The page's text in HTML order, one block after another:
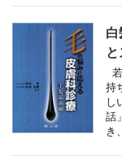
白
持
し
話
き